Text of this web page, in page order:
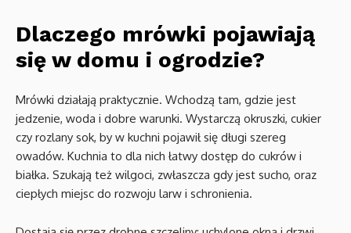
Dlaczego mrówki pojawiają
się w domu i ogrodzie?
Mrówki działają praktycznie. Wchodzą tam, gdzie jest
jedzenie, woda i dobre warunki. Wystarczą okruszki, cukier
czy rozlany sok, by w kuchni pojawił się długi szereg
owadów. Kuchnia to dla nich łatwy dostęp do cukrów i
białka. Szukają też wilgoci, zwłaszcza gdy jest sucho, oraz
ciepłych miejsc do rozwoju larw i schronienia.